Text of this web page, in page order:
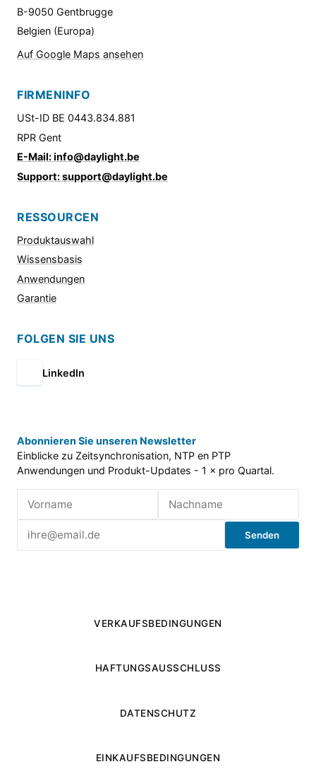
B-9050 Gentbrugge
Belgien (Europa)
Auf Google Maps ansehen
FIRMENINFO
USt-ID BE 0443.834.881
RPR Gent
E-Mail: info@daylight.be
Support: support@daylight.be
RESSOURCEN
Produktauswahl
Wissensbasis
Anwendungen
Garantie
FOLGEN SIE UNS
LinkedIn
Abonnieren Sie unseren Newsletter
Einblicke zu Zeitsynchronisation, NTP en PTP
Anwendungen und Produkt-Updates - 1 × pro Quartal.
Senden
VERKAUFSBEDINGUNGEN
HAFTUNGSAUSSCHLUSS
DATENSCHUTZ
EINKAUFSBEDINGUNGEN